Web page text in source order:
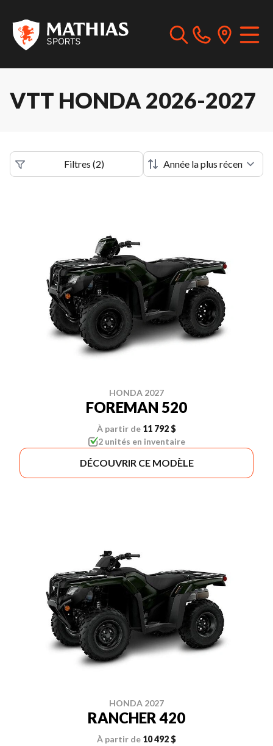
VTT HONDA 2026-2027
Filtres (2)
HONDA 2027
FOREMAN 520
À partir de 11 792 $
2 unités en inventaire
DÉCOUVRIR CE MODÈLE
HONDA 2027
RANCHER 420
À partir de 10 492 $